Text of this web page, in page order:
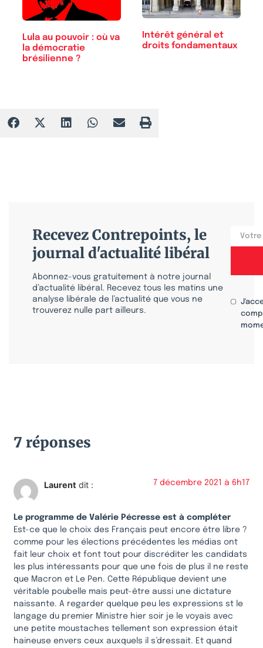
Lula au pouvoir : où va
la démocratie
brésilienne ?
Intérêt général et
droits fondamentaux
Recevez Contrepoints, le
journal d'actualité libéral
Abonnez-vous gratuitement à notre journal
d’actualité libéral. Recevez tous les matins une
analyse libérale de l’actualité que vous ne
trouverez nulle part ailleurs.
7 réponses
Laurent dit : 7 décembre 2021 à 6h17
Le programme de Valérie Pécresse est à compléter
Est-ce que le choix des Français peut encore être libre ?
comme pour les élections précédentes les médias ont
fait leur choix et font tout pour discréditer les candidats
les plus intéressants pour que une fois de plus il ne reste
que Macron et Le Pen. Cette République devient une
véritable poubelle mais peut-être aussi une dictature
naissante. A regarder quelque peu les expressions st le
langage du premier Ministre hier soir je le voyais avec
une petite moustaches tellement son expression était
haineuse envers ceux auxquels il s’dressait. Et quand